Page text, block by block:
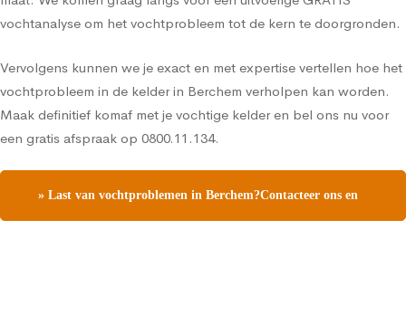
vochtanalyse om het vochtprobleem tot de kern te doorgronden.
Vervolgens kunnen we je exact en met expertise vertellen hoe het
vochtprobleem in de kelder in Berchem verholpen kan worden.
Maak definitief komaf met je vochtige kelder en bel ons nu voor
een gratis afspraak op 0800.11.134.
» Last van vochtproblemen in Berchem?Contacteer ons en